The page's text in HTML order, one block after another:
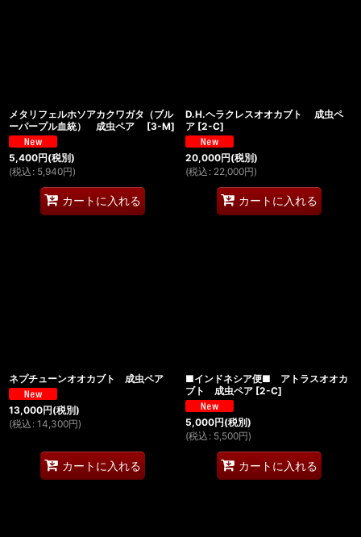
メタリフェルホソアカクワガタ（ブル
ーパープル血統） 成虫ペア
[3-M]
5,400円(税別)
(税込 : 5,940円)
カートに入れる
D.H.ヘラクレスオオカブト 成虫ペ
ア [2-C]
20,000円(税別)
(税込 : 22,000円)
カートに入れる
ネプチューンオオカブト 成虫ペア
13,000円(税別)
(税込 : 14,300円)
カートに入れる
■インドネシア便■ アトラスオオカ
ブト 成虫ペア [2-C]
5,000円(税別)
(税込 : 5,500円)
カートに入れる